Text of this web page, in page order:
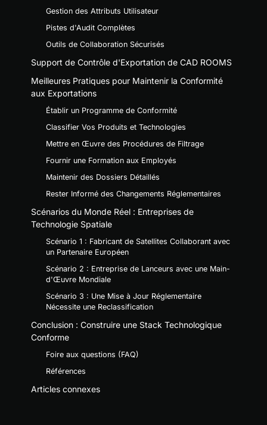
Gestion des Attributs Utilisateur
Pistes d'Audit Complètes
Outils de Collaboration Sécurisés
Support de Contrôle d'Exportation de CAD ROOMS
Meilleures Pratiques pour Maintenir la Conformité
aux Exportations
Établir un Programme de Conformité
Classifier Vos Produits et Technologies
Mettre en Œuvre des Procédures de Filtrage
Fournir une Formation aux Employés
Maintenir des Dossiers Détaillés
Rester Informé des Changements Réglementaires
Scénarios du Monde Réel : Entreprises de
Technologie Spatiale
Scénario 1 : Fabricant de Satellites Collaborant avec
un Partenaire Européen
Scénario 2 : Entreprise de Lanceurs avec une Main-
d'Œuvre Mondiale
Scénario 3 : Une Mise à Jour Réglementaire
Nécessite une Reclassification
Conclusion : Construire une Stack Technologique
Conforme
Foire aux questions (FAQ)
Références
Articles connexes